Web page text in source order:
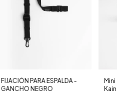
FIJACIÓN PARA ESPALDA -
GANCHO NEGRO